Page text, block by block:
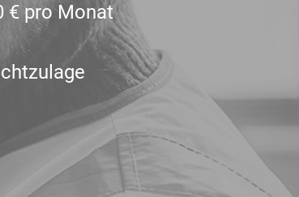
€ pro Monat